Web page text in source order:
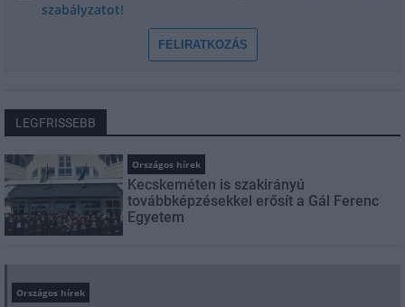
szabályzatot!
FELIRATKOZÁS
LEGFRISSEBB
Országos hírek
Kecskeméten is szakirányú
továbbképzésekkel erősít a Gál Ferenc
Egyetem
Országos hírek